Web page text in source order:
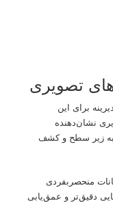
تصویری
برای این
نشان‌دهنده
به زیر سطح و کشف
منحصربفردی
دقیق‌تر و عمق‌یابی